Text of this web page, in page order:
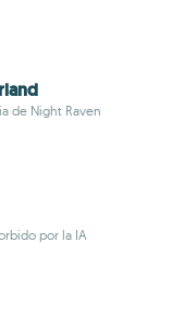
de Night Raven
por la IA